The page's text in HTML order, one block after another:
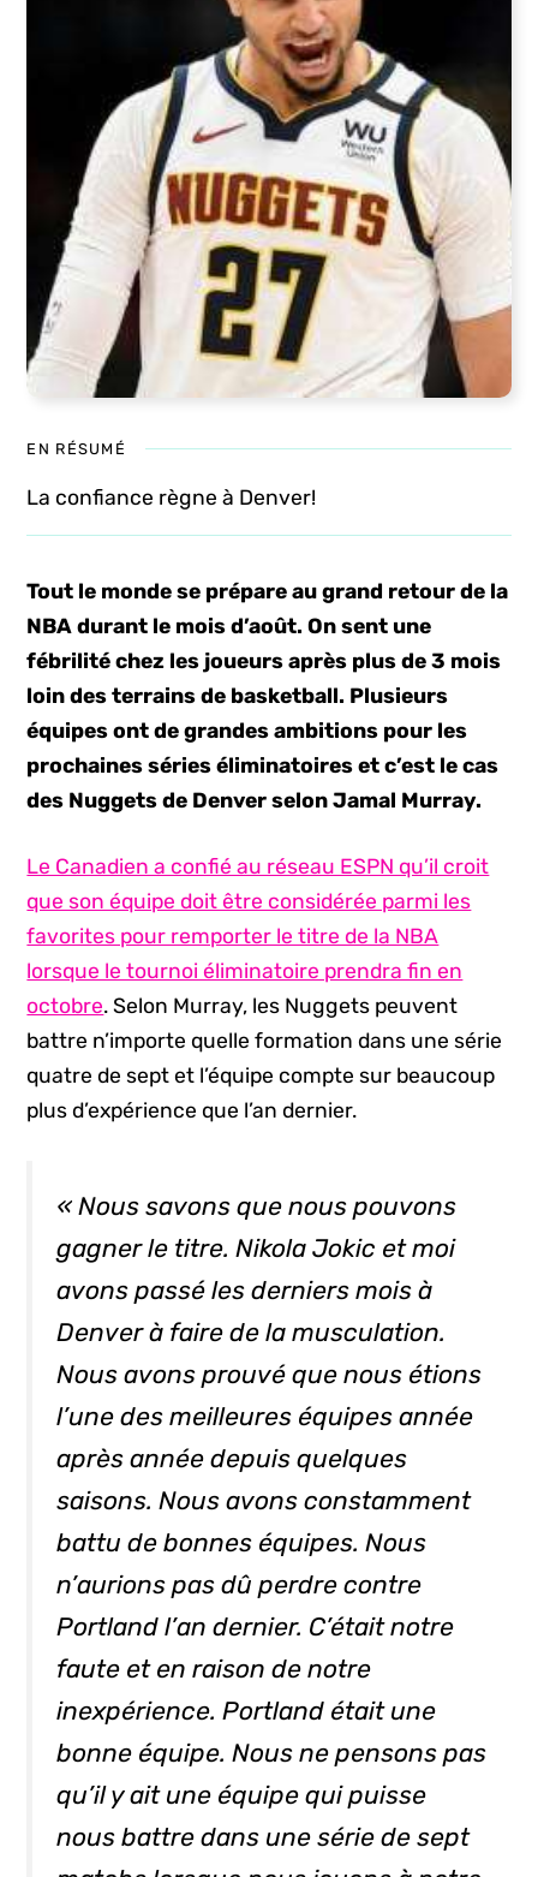
EN RÉSUMÉ
La confiance règne à Denver!
Tout le monde se prépare au grand retour de la
NBA durant le mois d’août. On sent une
fébrilité chez les joueurs après plus de 3 mois
loin des terrains de basketball. Plusieurs
équipes ont de grandes ambitions pour les
prochaines séries éliminatoires et c’est le cas
des Nuggets de Denver selon Jamal Murray.
Le Canadien a confié au réseau ESPN qu’il croit
que son équipe doit être considérée parmi les
favorites pour remporter le titre de la NBA
lorsque le tournoi éliminatoire prendra fin en
octobre. Selon Murray, les Nuggets peuvent
battre n’importe quelle formation dans une série
quatre de sept et l’équipe compte sur beaucoup
plus d’expérience que l’an dernier.
« Nous savons que nous pouvons
gagner le titre. Nikola Jokic et moi
avons passé les derniers mois à
Denver à faire de la musculation.
Nous avons prouvé que nous étions
l’une des meilleures équipes année
après année depuis quelques
saisons. Nous avons constamment
battu de bonnes équipes. Nous
n’aurions pas dû perdre contre
Portland l’an dernier. C’était notre
faute et en raison de notre
inexpérience. Portland était une
bonne équipe. Nous ne pensons pas
qu’il y ait une équipe qui puisse
nous battre dans une série de sept